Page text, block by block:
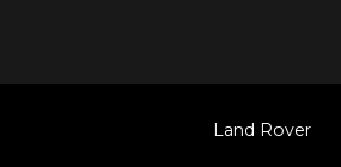
Land Rover